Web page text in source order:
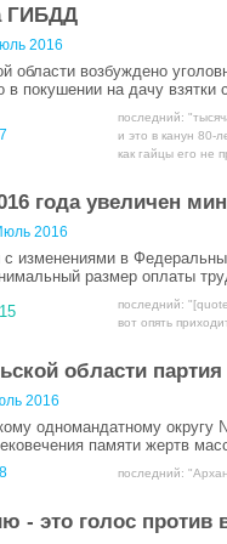
ГИБДД
2016
области возбуждено
в покушении на дачу
7
последний:
и это в канун 80-
как гайцы его не
года увеличен
2016
с изменениями в
размер оплаты
15
последний:
вот опять
области
2016
одномандатному
памяти жертв
8 последний:
- это голос против